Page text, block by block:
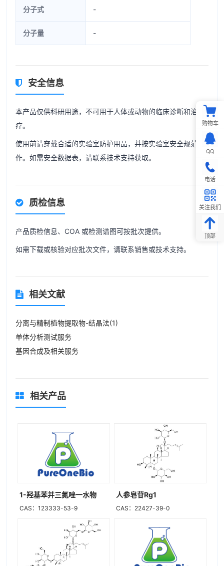
分子式 -
分子量 -
安全信息
本产品仅供科研用途，不可用于人体或动物的临床诊断和治
疗。
使用前请穿戴合适的实验室防护用品，并按实验室安全规范操
作。如需安全数据表，请联系技术支持获取。
质检信息
产品质检信息、COA 或检测谱图可按批次提供。
如需下载或核验对应批次文件，请联系销售或技术支持。
相关文献
分离与精制植物提取物-结晶法(1)
单体分析测试服务
基因合成及相关服务
相关产品
1-羟基苯并三氮唑一水物
CAS：123333-53-9
人参皂苷Rg1
CAS：22427-39-0
购物车
QQ
电话
关注我们
顶部